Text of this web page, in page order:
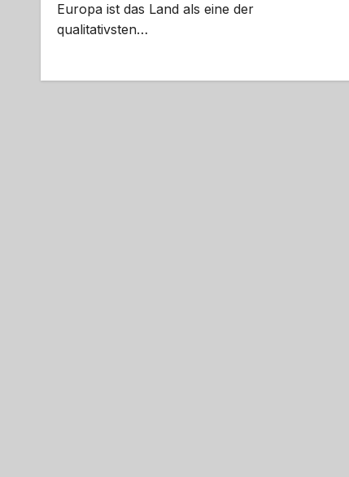
Europa ist das Land als eine der
qualitativsten…